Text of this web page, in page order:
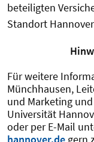
beteiligten
Standort
Für weitere
Münchhausen,
und Marketing
Universität
oder per E-Mail